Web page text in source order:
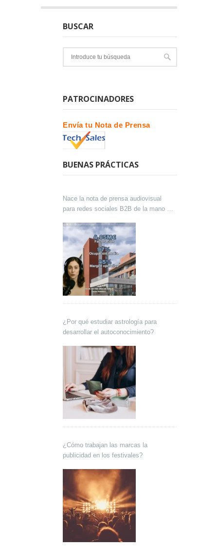
BUSCAR
PATROCINADORES
Envía tu Nota de Prensa
BUENAS PRÁCTICAS
Nace la nota de prensa audiovisual
para redes sociales B2B de la mano de
¿Por qué estudiar astrología para
desarrollar el autoconocimiento?
¿Cómo trabajan las marcas la
publicidad en los festivales?